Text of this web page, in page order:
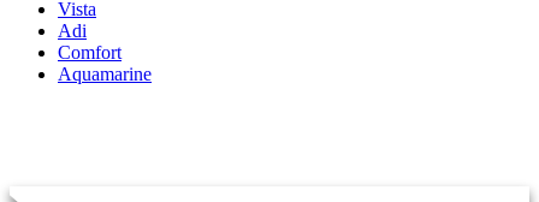
Vista
Adi
Comfort
Aquamarine